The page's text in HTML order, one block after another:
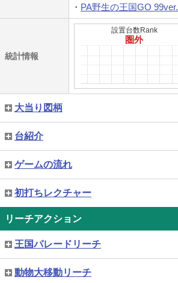
PA野生の王国GO 99ver.
統計情報
設置台数Rank
圏外
大当り図柄
台紹介
ゲームの流れ
初打ちレクチャー
リーチアクション
王国パレードリーチ
動物大移動リーチ